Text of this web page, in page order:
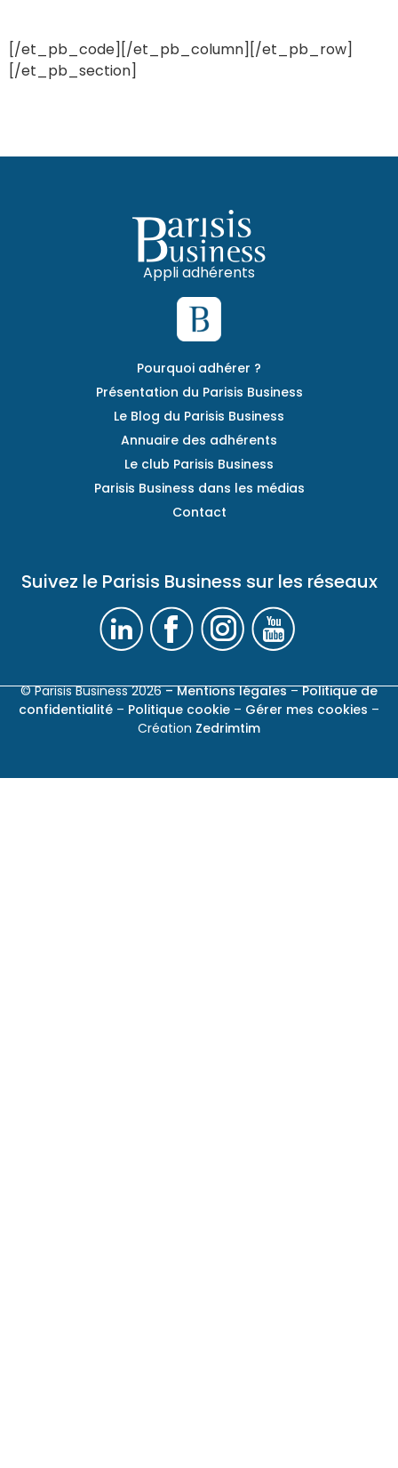
[/et_pb_code][/et_pb_column][/et_pb_row]
[/et_pb_section]
Appli adhérents
Pourquoi adhérer ?
Présentation du Parisis Business
Le Blog du Parisis Business
Annuaire des adhérents
Le club Parisis Business
Parisis Business dans les médias
Contact
Suivez le Parisis Business sur les réseaux
© Parisis Business 2026– Mentions légales–Politique de
confidentialité – Politique cookie – Gérer mes cookies –
Création Zedrimtim